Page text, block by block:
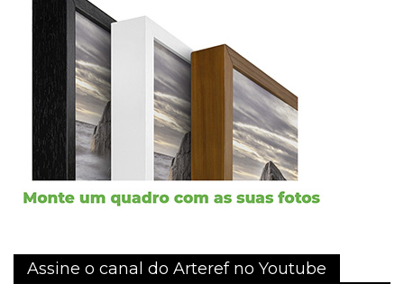
Assine o canal do Arteref no Youtube